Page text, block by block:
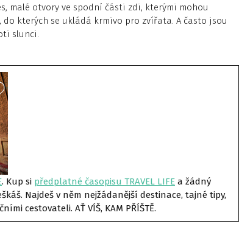
malé otvory ve spodní části zdi, kterými mohou
kterých se ukládá krmivo pro zvířata. A často jsou
slunci.
. Kup si předplatné časopisu TRAVEL LIFE a žádný
Najdeš v něm nejžádanější destinace, tajné tipy,
cestovateli. AŤ VÍŠ, KAM PŘÍŠTĚ.